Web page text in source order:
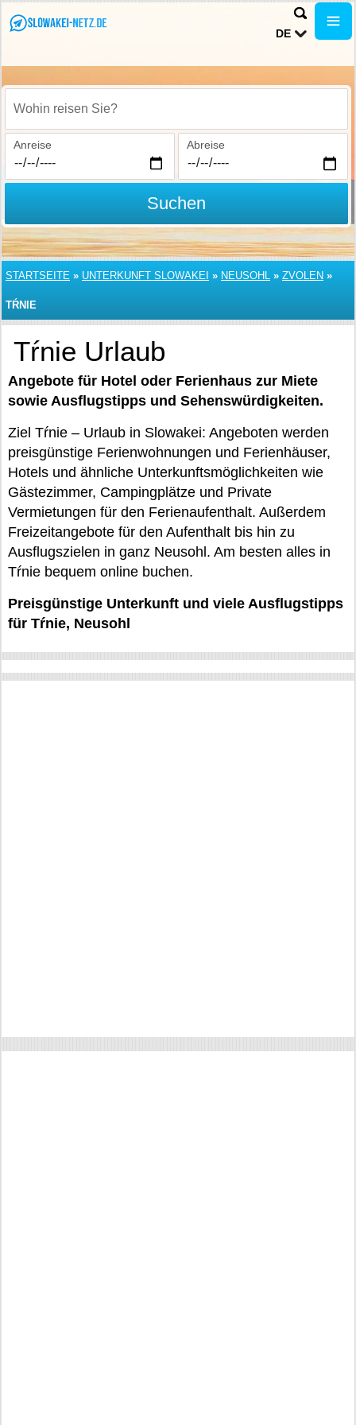
DE
Wohin reisen Sie?
Anreise Abreise
Suchen
STARTSEITE » UNTERKUNFT SLOWAKEI » NEUSOHL » ZVOLEN »
TŔNIE
Tŕnie Urlaub
Angebote für Hotel oder Ferienhaus zur Miete
sowie Ausflugstipps und Sehenswürdigkeiten.
Ziel Tŕnie – Urlaub in Slowakei: Angeboten werden
preisgünstige Ferienwohnungen und Ferienhäuser,
Hotels und ähnliche Unterkunftsmöglichkeiten wie
Gästezimmer, Campingplätze und Private
Vermietungen für den Ferienaufenthalt. Außerdem
Freizeitangebote für den Aufenthalt bis hin zu
Ausflugszielen in ganz Neusohl. Am besten alles in
Tŕnie bequem online buchen.
Preisgünstige Unterkunft und viele Ausflugstipps
für Tŕnie, Neusohl